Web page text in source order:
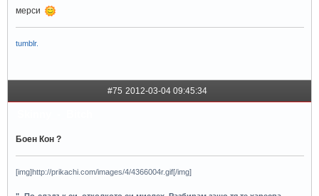
мерси
tumblr.
#75 2012-03-04 09:45:34
Боен Кон ?
[img]http://prikachi.com/images/4/4366004r.gif[/img]